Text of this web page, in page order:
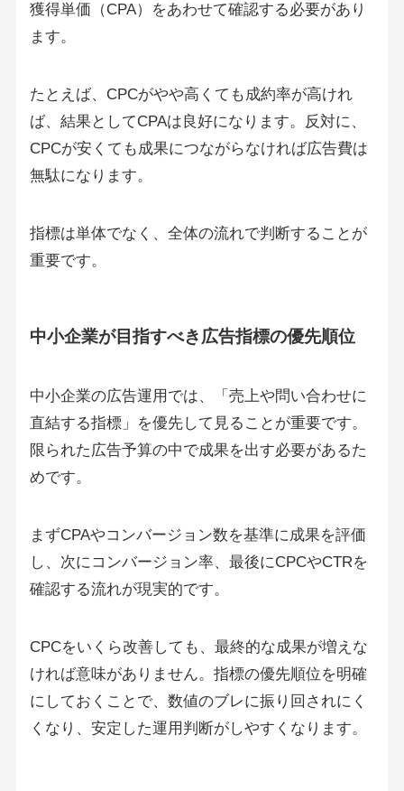
獲得単価（CPA）をあわせて確認する必要があり
ます。
たとえば、CPCがやや高くても成約率が高けれ
ば、結果としてCPAは良好になります。反対に、
CPCが安くても成果につながらなければ広告費は
無駄になります。
指標は単体でなく、全体の流れで判断することが
重要です。
中小企業が目指すべき広告指標の優先順位
中小企業の広告運用では、「売上や問い合わせに
直結する指標」を優先して見ることが重要です。
限られた広告予算の中で成果を出す必要があるた
めです。
まずCPAやコンバージョン数を基準に成果を評価
し、次にコンバージョン率、最後にCPCやCTRを
確認する流れが現実的です。
CPCをいくら改善しても、最終的な成果が増えな
ければ意味がありません。指標の優先順位を明確
にしておくことで、数値のブレに振り回されにく
くなり、安定した運用判断がしやすくなります。